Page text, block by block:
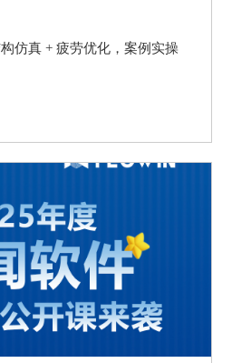
仿真 + 疲劳优化，案例实操